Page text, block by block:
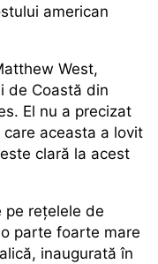
american
West,
de Coastă din
El nu a precizat
aceasta a lovit
clară la acest
pe rețelele de
parte foarte mare
inaugurată în